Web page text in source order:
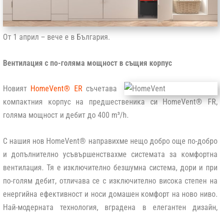
От 1 април – вече е в България.
Вентилация с по-голяма мощност в същия корпус
Новият HomeVent® ER съчетава
компактния корпус на предшественика си HomeVent® FR,
голяма мощност и дебит до 400 m³/h.
С нашия нов HomeVent® направихме нещо добро още по-добро
и допълнително усъвършенствахме системата за комфортна
вентилация. Тя е изключително безшумна система, дори и при
по-голям дебит, отличава се с изключително висока степен на
енергийна ефективност и носи домашен комфорт на ново ниво.
Най-модерната технология, вградена в елегантен дизайн,